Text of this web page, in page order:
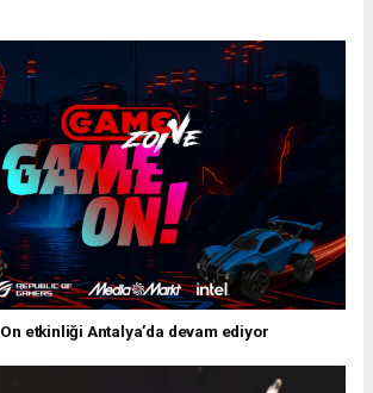
etkinliği Antalya’da devam ediyor